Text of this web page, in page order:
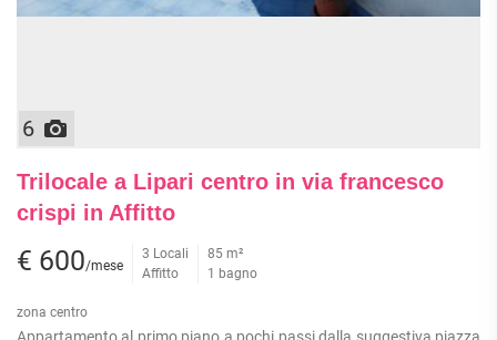
6
Trilocale a Lipari centro in via francesco
crispi in Affitto
€ 600/mese
3 Locali
Affitto
85 m²
1 bagno
zona centro